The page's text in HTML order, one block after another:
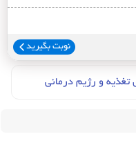
نوبت بگیرید
تغذيه و رژيم درماني